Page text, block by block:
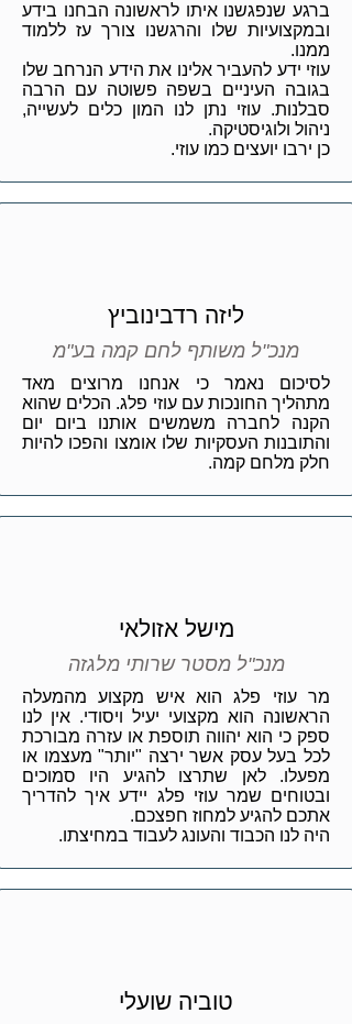
ברגע שנפגשנו איתו לראשונה הבחנו בידע
ובמקצועיות שלו והרגשנו צורך עז ללמוד
ממנו.
עוזי ידע להעביר אלינו את הידע הנרחב שלו
בגובה העיניים בשפה פשוטה עם הרבה
סבלנות. עוזי נתן לנו המון כלים לעשייה,
ניהול ולוגיסטיקה.
כן ירבו יועצים כמו עוזי.
ליזה רדבינוביץ
מנכ"ל משותף לחם קמה בע"מ
לסיכום נאמר כי אנחנו מרוצים מאד
מתהליך החונכות עם עוזי פלג. הכלים שהוא
הקנה לחברה משמשים אותנו ביום יום
והתובנות העסקיות שלו אומצו והפכו להיות
חלק מלחם קמה.
מישל אזולאי
מנכ"ל מסטר שרותי מלגזה
מר עוזי פלג הוא איש מקצוע מהמעלה
הראשונה הוא מקצועי יעיל ויסודי. אין לנו
ספק כי הוא יהווה תוספת או עזרה מבורכת
לכל בעל עסק אשר ירצה "יותר" מעצמו או
מפעלו. לאן שתרצו להגיע היו סמוכים
ובטוחים שמר עוזי פלג יידע איך להדריך
אתכם להגיע למחוז חפצכם.
היה לנו הכבוד והעונג לעבוד במחיצתו.
טוביה שועלי